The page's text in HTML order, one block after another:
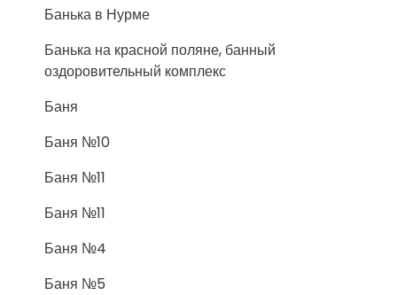
Банька в Нурме
Банька на красной поляне, банный
оздоровительный комплекс
Баня
Баня №10
Баня №11
Баня №11
Баня №4
Баня №5